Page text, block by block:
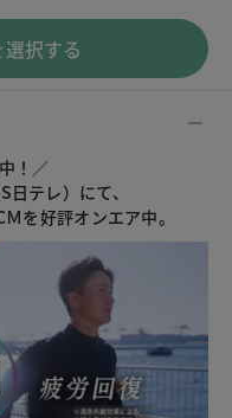
択する
！／
日テレ）にて、
を好評オンエア中。